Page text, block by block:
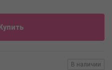
В наличии